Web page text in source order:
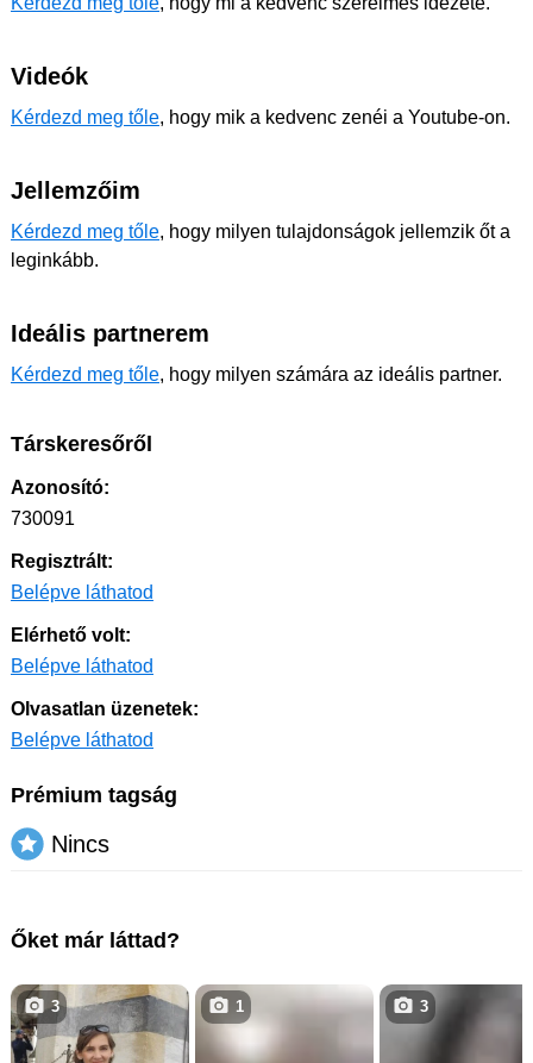
Videók
Kérdezd meg tőle, hogy mik a kedvenc zenéi a Youtube-on.
Jellemzőim
Kérdezd meg tőle, hogy milyen tulajdonságok jellemzik őt a
leginkább.
Ideális partnerem
Kérdezd meg tőle, hogy milyen számára az ideális partner.
Társkeresőről
Azonosító:
730091
Regisztrált:
Belépve láthatod
Elérhető volt:
Belépve láthatod
Olvasatlan üzenetek:
Belépve láthatod
Prémium tagság
Nincs
Őket már láttad?
3 1 3